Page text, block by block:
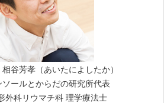
相谷芳孝（あいたによしたか）
ールとからだの研究所代表
外科リウマチ科 理学療法士